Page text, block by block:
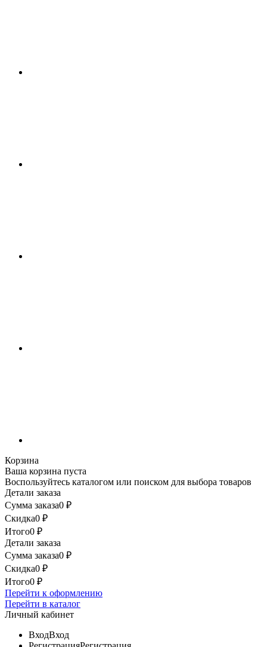
Корзина
Ваша корзина пуста
Воспользуйтесь каталогом или поиском для выбора товаров
Детали заказа
Сумма заказа0 ₽
Скидка0 ₽
Итого0 ₽
Детали заказа
Сумма заказа0 ₽
Скидка0 ₽
Итого0 ₽
Перейти к оформлению
Перейти в каталог
Личный кабинет
ВходВход